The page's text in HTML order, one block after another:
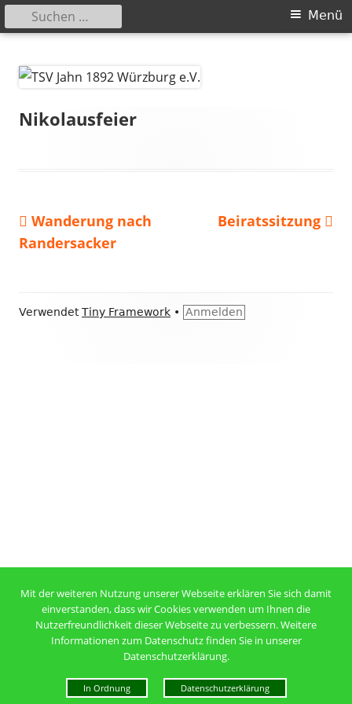
zum
Primäres
Menü
Suchen
nach:
Nikolausfeier
Beitragsnavigation
Vorheriger
Beitrag:
Wanderung nach
Randersacker
Nächster
Beiratssitzung
Footer
VerwendetTiny Framework • Anmelden
Mit der weiteren Nutzung unserer Webseite erklären Sie sich damit
einverstanden, dass wir Cookies verwenden um Ihnen die
Nutzerfreundlichkeit dieser Webseite zu verbessern. Weitere
Informationen zum Datenschutz finden Sie in unserer
Datenschutzerklärung.
In Ordnung Datenschutzerklärung